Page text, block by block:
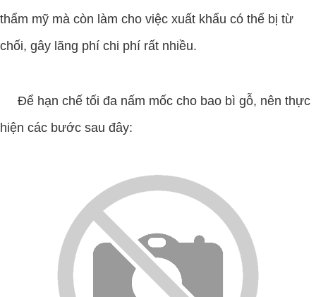
thẩm mỹ mà còn làm cho việc xuất khẩu có thể bị từ
chối, gây lãng phí chi phí rất nhiều.
Để hạn chế tối đa nấm mốc cho bao bì gỗ, nên thực
hiện các bước sau đây: